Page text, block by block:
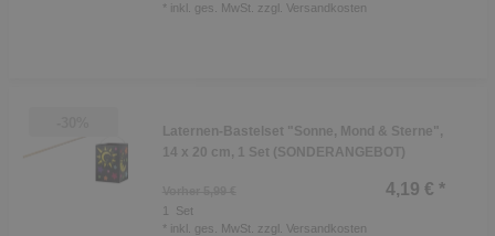
* inkl. ges. MwSt. zzgl. Versandkosten
Laternen-Bastelset "Sonne, Mond & Sterne",
14 x 20 cm, 1 Set (SONDERANGEBOT)
4,19 € *
1
Set
* inkl. ges. MwSt. zzgl. Versandkosten